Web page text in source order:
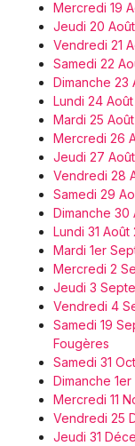
Mercredi 19
Jeudi 20
Vendredi 21
Samedi 22
Dimanche 23
Lundi 24
Mardi 25
Mercredi 26
Jeudi 27
Vendredi 28
Samedi 29
Dimanche 30
Lundi 31
Mardi 1er
Mercredi 2
Jeudi 3
Vendredi 4
Samedi 19
Fougères
Samedi 31
Dimanche
Mercredi 11
Vendredi 25
Jeudi 31